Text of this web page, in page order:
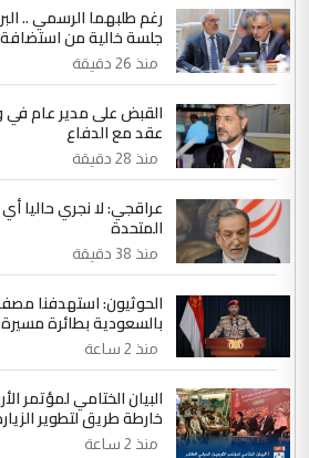
إكمال دراستي داخل ...
الموضوع :
السعودية توافق على
إعطاء 100 منحة دراسية
جامعاتها سنويا
عبد الأمير جاسم هليل
التعليق : نحن اباء الطلاب
نتشرف بلقاء السيد احمد
الحسنية لزرع ...
مكتب السيد احمد
لدينا اي حساب على الفيس بوك
رغم طلبهما الرسمي ..
جلسة خالية من استضافة
منذ 26 دقيقة
القبض على مدير عام في
عقد مع الدفاع
منذ 28 دقيقة
عراقجي: لا نجري حاليا
المتحدة
منذ 38 دقيقة
الحوثيون: استهدفنا
بالسعودية بطائرة مسيرة
منذ 2 ساعة
البيان الختامي لمؤتمر
خارطة طريق لتطوير
منذ 2 ساعة